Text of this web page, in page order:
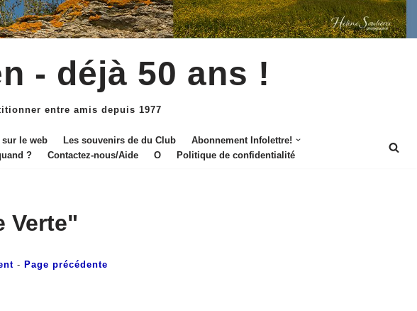
- déjà 50 ans !
entre amis depuis 1977
sur le web Les souvenirs de du Club
Abonnement Infolettre!
? Contactez-nous/Aide O Politique de confidentialité
Verte"
- Page précédente